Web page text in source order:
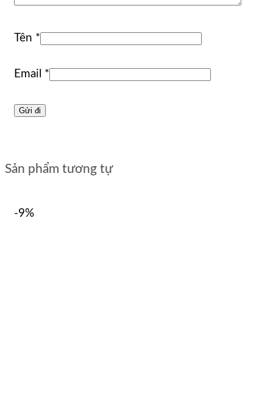
Tên *
Email *
Sản phẩm tương tự
-9%